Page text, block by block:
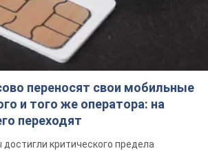
переносят свои мобильные
и того же оператора: на
переходят
критического предела